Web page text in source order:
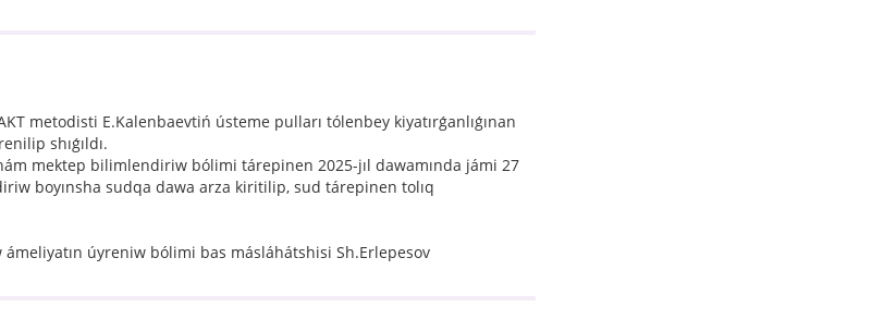
metodisti E.Kalenbaevtiń ústeme pulları tólenbey kiyatırǵanlıǵınan
shıǵıldı.
mektep bilimlendiriw bólimi tárepinen 2025-jıl dawamında jámi 27
boyınsha sudqa dawa arza kiritilip, sud tárepinen tolıq
úyreniw bólimi bas másláhátshisi Sh.Erlepesov